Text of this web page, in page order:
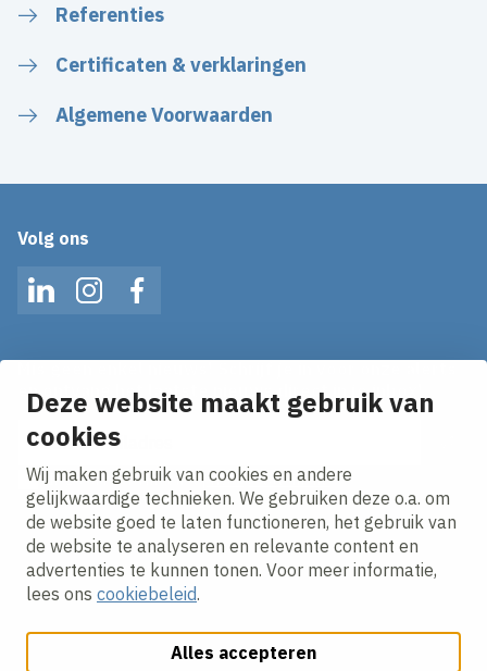
Deze website maakt gebruik van
cookies
Wij maken gebruik van cookies en andere
gelijkwaardige technieken. We gebruiken deze o.a. om
de website goed te laten functioneren, het gebruik van
de website te analyseren en relevante content en
advertenties te kunnen tonen. Voor meer informatie,
lees ons cookiebeleid.
Alles accepteren
Referenties
Certificaten & verklaringen
Algemene Voorwaarden
Volg ons
LinkedInInstagramFacebook
en ontvang het laatste nieuws direct in je inbox!
E-mailadres
Ik ga akkoord met hetprivacy statement.
Cookies aanpassenCookie beleidPrivacy policy